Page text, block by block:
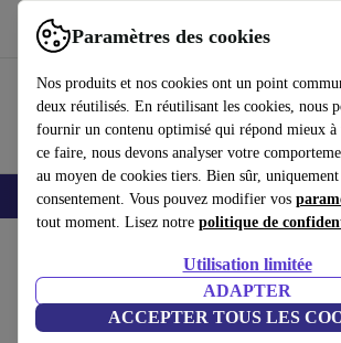
Paramètres des cookies
Nos produits et nos cookies ont un point
deux réutilisés. En réutilisant les cookies, nous
fournir un contenu optimisé qui répond mieux à
ce faire, nous devons analyser votre
au moyen de cookies tiers. Bien sûr,
consentement. Vous pouvez modifier vos
tout moment. Lisez notre politique de
Utilisation limitée
ADAPTER
ACCEPTER TOUS LES
Utilisez refurbed rapidement et facilement
Smartphones Laptops Tablettes Montres
Huawei Nova 10
8 GB | 128 GB | Dual-SIM | argent